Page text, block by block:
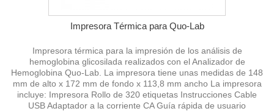
Impresora Térmica para Quo-Lab
Impresora térmica para la impresión de los análisis de
hemoglobina glicosilada realizados con el Analizador de
Hemoglobina Quo-Lab. La impresora tiene unas medidas de 148
mm de alto x 172 mm de fondo x 113,8 mm ancho La impresora
incluye: Impresora Rollo de 320 etiquetas Instrucciones Cable
USB Adaptador a la corriente CA Guía rápida de usuario